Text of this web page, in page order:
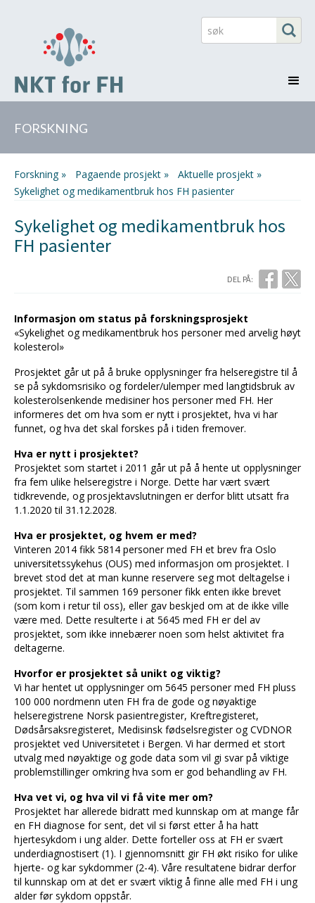
FORSKNING
Forskning » pagaende prosjekt »
aktuelle prosjekt »
Sykelighet og medikamentbruk hos FH pasienter
Sykelighet og medikamentbruk hos
FH pasienter
DEL PÅ:
Informasjon om status på forskningsprosjekt
«Sykelighet og medikamentbruk hos personer med arvelig høyt
kolesterol»
Prosjektet går ut på å bruke opplysninger fra helseregistre til å
se på sykdomsrisiko og fordeler/ulemper med langtidsbruk av
kolesterolsenkende medisiner hos personer med FH. Her
informeres det om hva som er nytt i prosjektet, hva vi har
funnet, og hva det skal forskes på i tiden fremover.
Hva er nytt i prosjektet?
Prosjektet som startet i 2011 går ut på å hente ut opplysninger
fra fem ulike helseregistre i Norge. Dette har vært svært
tidkrevende, og prosjektavslutningen er derfor blitt utsatt fra
1.1.2020 til 31.12.2028.
Hva er prosjektet, og hvem er med?
Vinteren 2014 fikk 5814 personer med FH et brev fra Oslo
universitetssykehus (OUS) med informasjon om prosjektet. I
brevet stod det at man kunne reservere seg mot deltagelse i
prosjektet. Til sammen 169 personer fikk enten ikke brevet
(som kom i retur til oss), eller gav beskjed om at de ikke ville
være med. Dette resulterte i at 5645 med FH er del av
prosjektet, som ikke innebærer noen som helst aktivitet fra
deltagerne.
Hvorfor er prosjektet så unikt og viktig?
Vi har hentet ut opplysninger om 5645 personer med FH pluss
100 000 nordmenn uten FH fra de gode og nøyaktige
helseregistrene Norsk pasientregister, Kreftregisteret,
Dødsårsaksregisteret, Medisinsk fødselsregister og CVDNOR
prosjektet ved Universitetet i Bergen. Vi har dermed et stort
utvalg med nøyaktige og gode data som vil gi svar på viktige
problemstillinger omkring hva som er god behandling av FH.
Hva vet vi, og hva vil vi få vite mer om?
Prosjektet har allerede bidratt med kunnskap om at mange får
en FH diagnose for sent, det vil si først etter å ha hatt
hjertesykdom i ung alder. Dette forteller oss at FH er svært
underdiagnostisert (1). I gjennomsnitt gir FH økt risiko for ulike
hjerte- og kar sykdommer (2-4). Våre resultatene bidrar derfor
til kunnskap om at det er svært viktig å finne alle med FH i ung
alder før sykdom oppstår.